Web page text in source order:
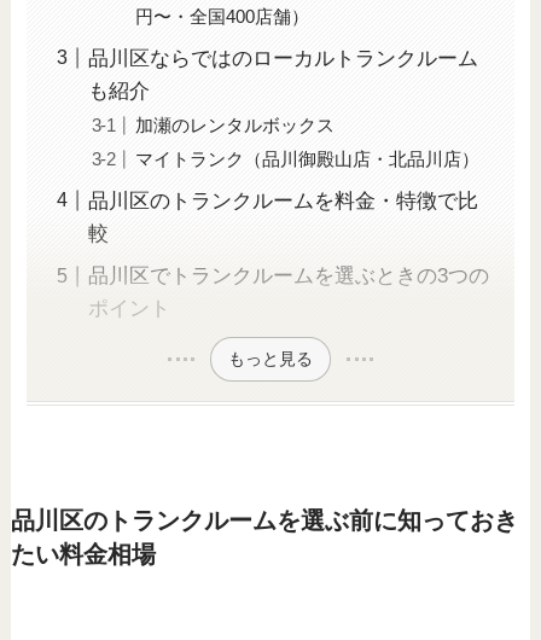
円〜・全国400店舗）
品川区ならではのローカルトランクルーム
も紹介
加瀬のレンタルボックス
マイトランク（品川御殿山店・北品川店）
品川区のトランクルームを料金・特徴で比
較
品川区でトランクルームを選ぶときの3つの
ポイント
もっと見る
品川区のトランクルームを選ぶ前に知っておき
たい料金相場